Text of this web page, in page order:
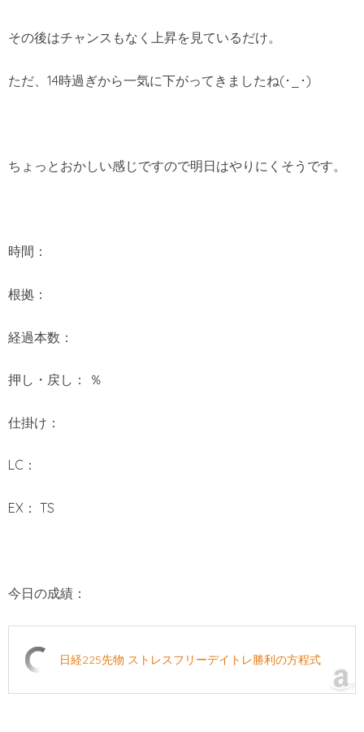
その後はチャンスもなく上昇を見ているだけ。
ただ、14時過ぎから一気に下がってきましたね(･_･)
ちょっとおかしい感じですので明日はやりにくそうです。
時間：
根拠：
経過本数：
押し・戻し： ％
仕掛け：
LC：
EX： TS
今日の成績：
日経225先物 ストレスフリーデイトレ勝利の方程式